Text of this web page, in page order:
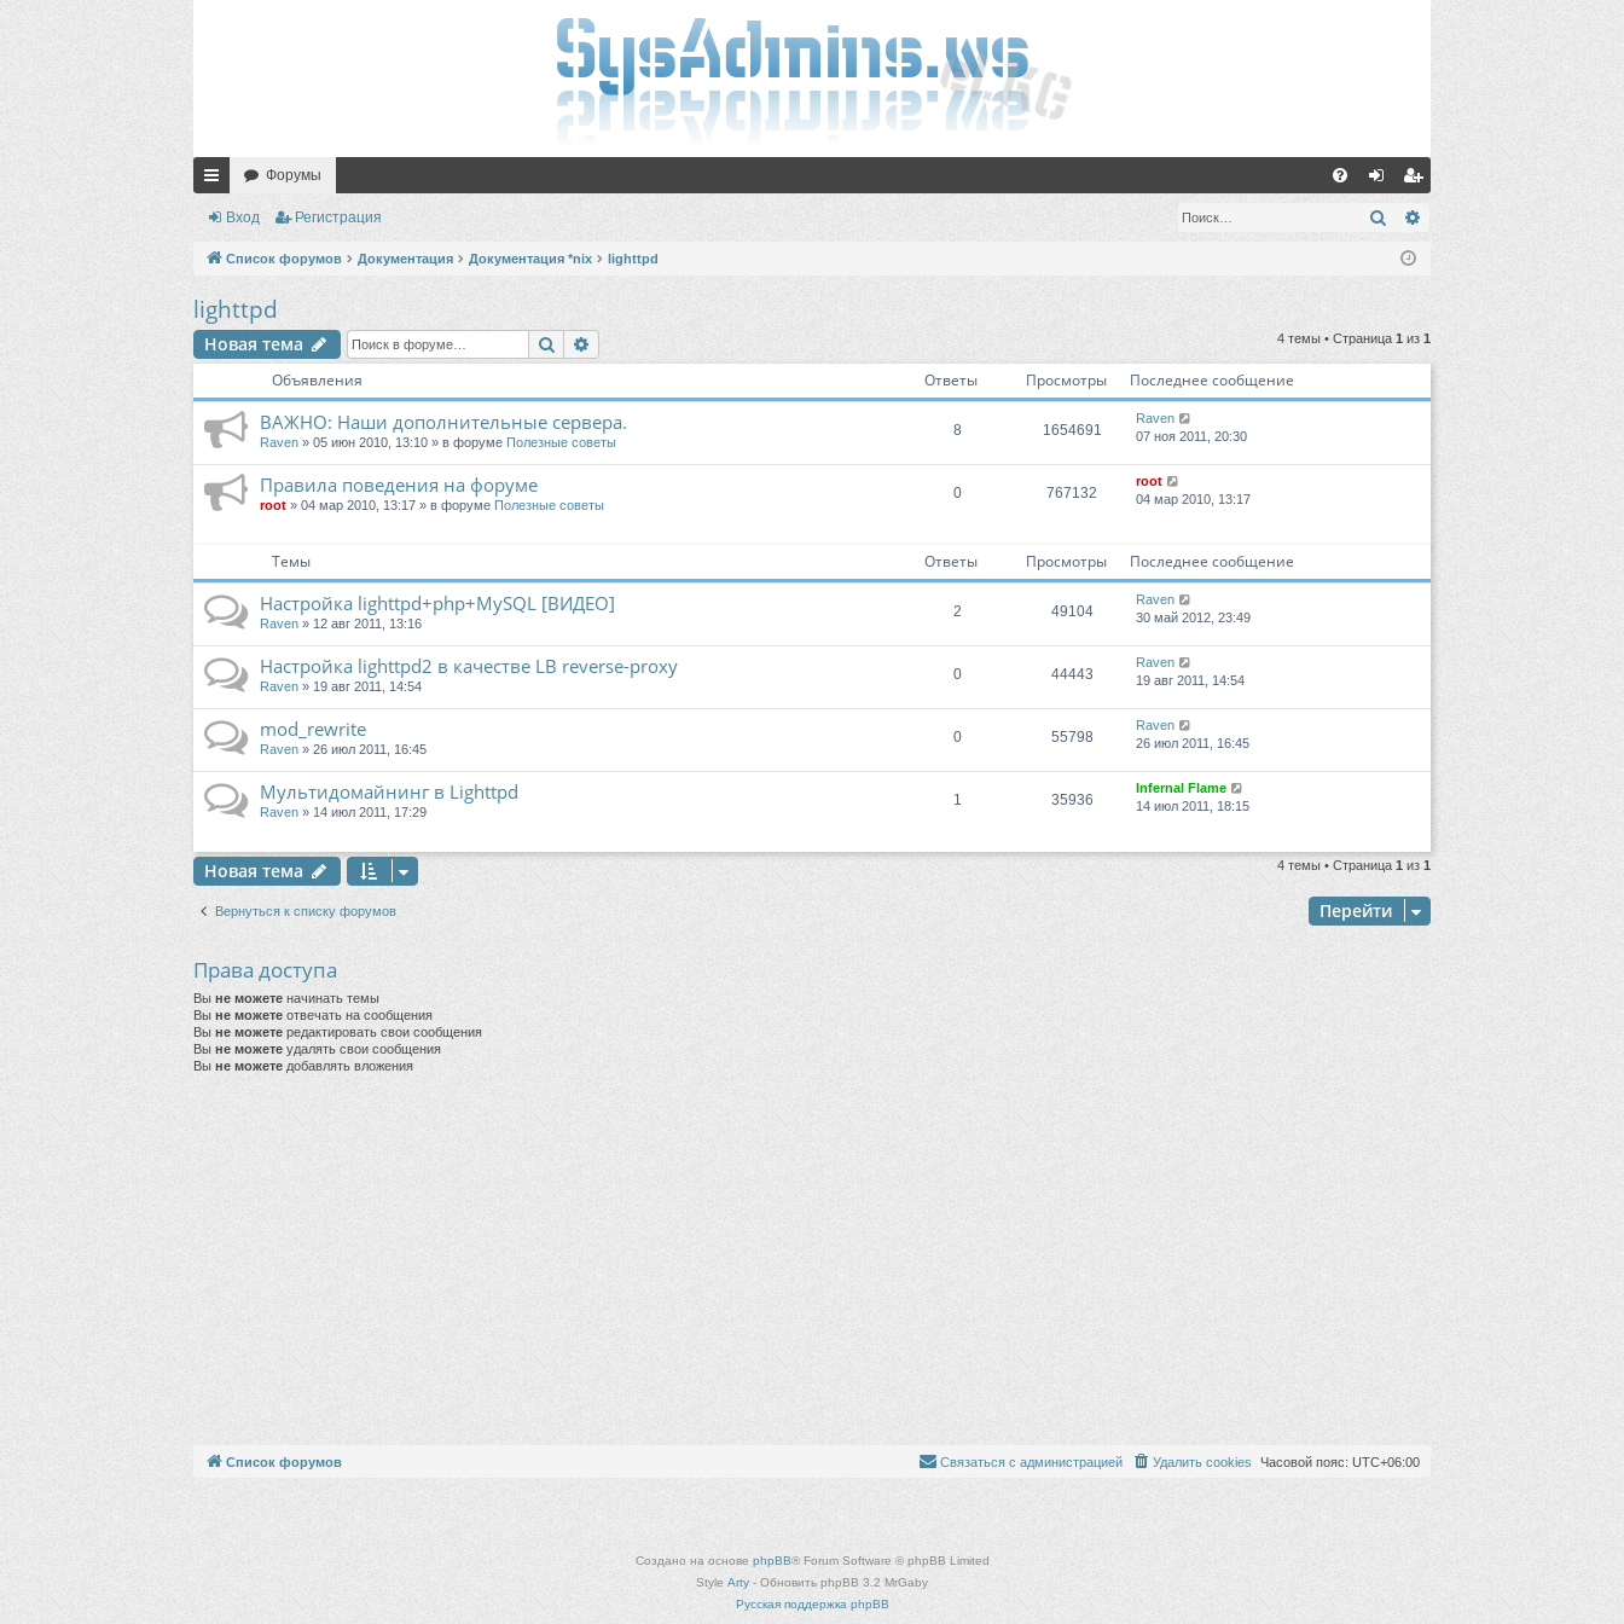
С
с
ы
и
Форумы
хо ег
ис
Вход Регистрация Поиск
Список форумов Документация Документация *nix lighttpd
lighttpd
Новая тема Поиск 4 темы • Страница 1 из 1
Объявления Ответы Просмотры Последнее сообщение
ВАЖНО: Наши дополнительные сервера.
Raven » 05 июн 2010, 13:10 » в форуме Полезные советы
8 1654691
Raven
07 ноя 2011, 20:30
Правила поведения на форуме
root » 04 мар 2010, 13:17 » в форуме Полезные советы
0 767132
root
04 мар 2010, 13:17
Темы Ответы Просмотры Последнее сообщение
Настройка lighttpd+php+MySQL [ВИДЕО]
Raven » 12 авг 2011, 13:16
2 49104
Raven
30 май 2012, 23:49
Настройка lighttpd2 в качестве LB reverse-proxy
Raven » 19 авг 2011, 14:54
0 44443
Raven
19 авг 2011, 14:54
mod_rewrite
Raven » 26 июл 2011, 16:45
0 55798
Raven
26 июл 2011, 16:45
Мультидомайнинг в Lighttpd
Raven » 14 июл 2011, 17:29
1 35936
Infernal Flame
14 июл 2011, 18:15
Новая тема 4 темы • Страница 1 из 1
Вернуться к списку форумов Перейти
Права доступа
Вы не можете начинать темы
Вы не можете отвечать на сообщения
Вы не можете редактировать свои сообщения
Вы не можете удалять свои сообщения
Вы не можете добавлять вложения
Список форумов Часовой пояс: UTC+06:00
Удалить cookies
Связаться с администрацией
Создано на основе phpBB® Forum Software © phpBB Limited
Style Arty - Обновить phpBB 3.2 MrGaby
Русская поддержка phpBB